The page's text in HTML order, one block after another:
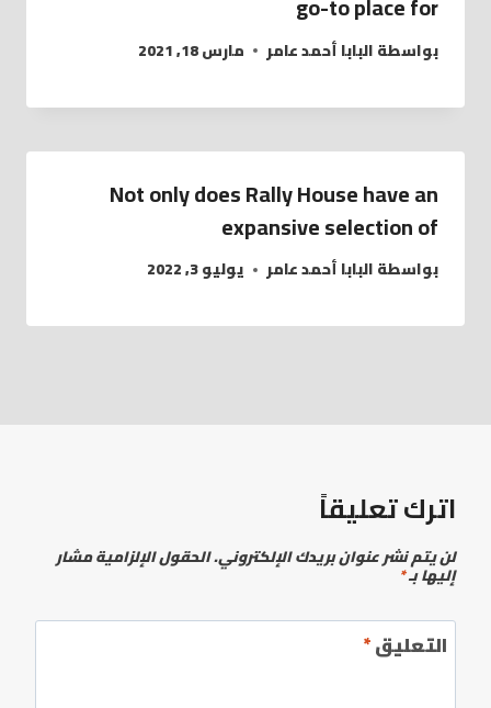
بواسطةالبابا أحمد عامر مارس 18, 2021
Not only does Rally House have an
expansive selection of
بواسطةالبابا أحمد عامر يوليو 3, 2022
اترك تعليقاً
لن يتم نشر عنوان بريدك الإلكتروني.الحقول الإلزامية مشار
إليها بـ*
التعليق*